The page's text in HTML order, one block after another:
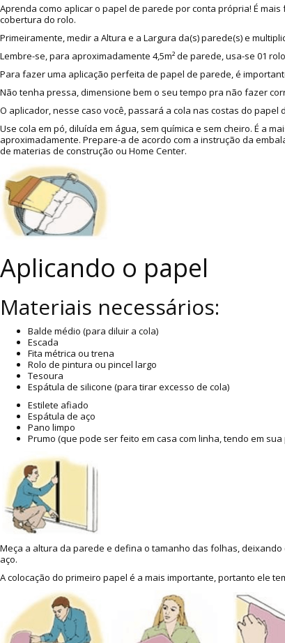
Aprenda como aplicar o papel de parede por conta própria! É
cobertura do rolo.
Primeiramente, medir a Altura e a Largura da(s) parede(s) e
Lembre-se, para aproximadamente 4,5m² de parede, usa-se 01
Para fazer uma aplicação perfeita de papel de parede, é
Não tenha pressa, dimensione bem o seu tempo pra não fazer
O aplicador, nesse caso você, passará a cola nas costas do
Use cola em pó, diluída em água, sem química e sem cheiro. É a
aproximadamente. Prepare-a de acordo com a instrução da
de materias de construção ou Home Center.
Aplicando o papel
Materiais necessários:
Balde médio (para diluir a cola)
Escada
Fita métrica ou trena
Rolo de pintura ou pincel largo
Tesoura
Espátula de silicone (para tirar excesso de cola)
Estilete afiado
Espátula de aço
Pano limpo
Prumo (que pode ser feito em casa com linha, tendo em
Meça a altura da parede e defina o tamanho das folhas,
aço.
A colocação do primeiro papel é a mais importante, portanto ele